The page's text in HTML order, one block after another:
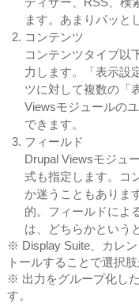
ます。あまりパッと
コンテンツ
コンテンツタイプ以
力します。「表示設
ツに対して複数の「
Viewsモジュールの
できます。
フィールド
Drupal Viewsモジュ
式も指定します。コ
か迷うこともありま
的。フィールドによ
は、どちらかという
※ Display Suite、カレ
トールすることで選択
※ 出力をグループ化し
す。